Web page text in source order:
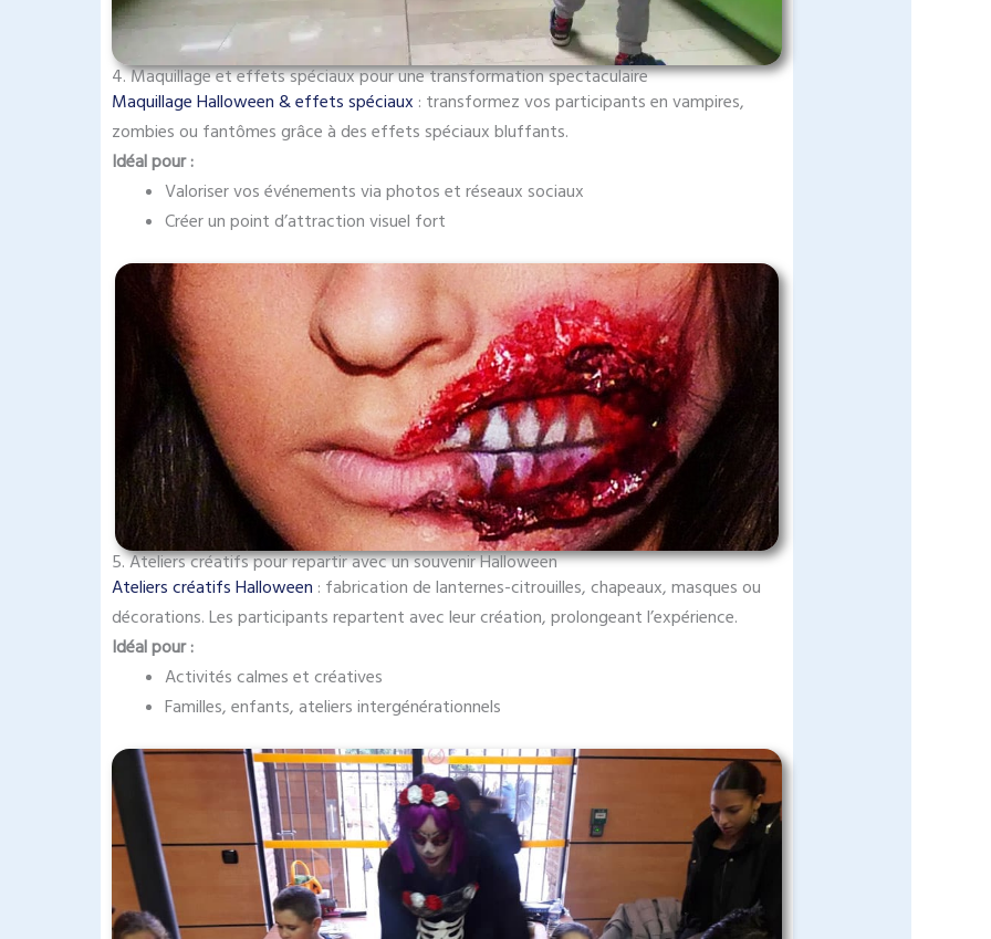
4. Maquillage et effets spéciaux pour une transformation spectaculaire
Maquillage Halloween & effets spéciaux : transformez vos participants en vampires,
zombies ou fantômes grâce à des effets spéciaux bluffants.
Idéal pour :
Valoriser vos événements via photos et réseaux sociaux
Créer un point d’attraction visuel fort
5. Ateliers créatifs pour repartir avec un souvenir Halloween
Ateliers créatifs Halloween : fabrication de lanternes-citrouilles, chapeaux, masques ou
décorations. Les participants repartent avec leur création, prolongeant l’expérience.
Idéal pour :
Activités calmes et créatives
Familles, enfants, ateliers intergénérationnels